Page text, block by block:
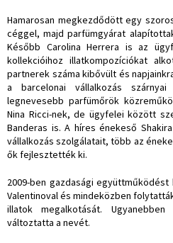
Hamarosan megkezdődött egy
céggel, majd parfümgyárat
Később Carolina Herrera is az
kollekcióihoz illatkompozíciókat
partnerek száma kibővült és
a barcelonai vállalkozás
legnevesebb parfümőrök
Nina Ricci-nek, de ügyfelei között
Banderas is. A híres énekeső
vállalkozás szolgálatait, több az
ők fejlesztették ki.
2009-ben gazdasági
Valentinoval és mindeközben
illatok megalkotását.
változtatta a nevét.